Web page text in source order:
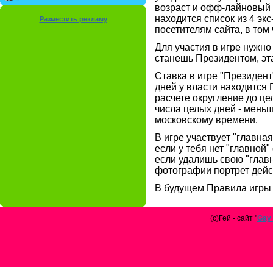
Разместить рекламу
возраст и офф-
находится список из 4
посетителям сайта, в том
Для участия в игре
станешь Президентом,
Ставка в игре
дней у власти находится
расчете округление до
числа целых дней -
московскому времени.
В игре участвует
если у тебя нет
если удалишь свою
фотографии портрет
В будущем Правила игры
(с)Гей - сайт "Gay